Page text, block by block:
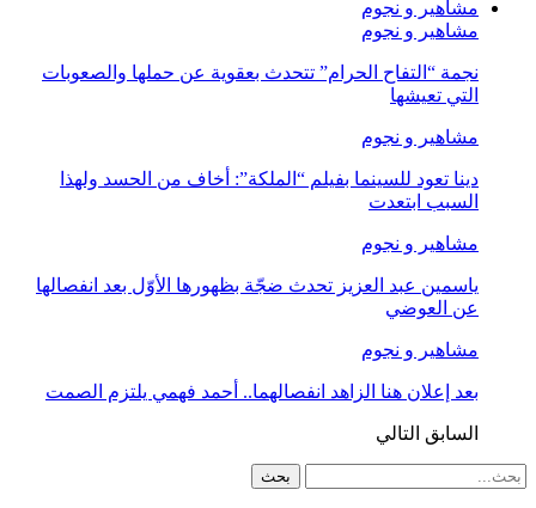
مشاهير و نجوم
مشاهير و نجوم
نجمة “التفاح الحرام” تتحدث بعقوية عن حملها والصعوبات
التي تعيشها
مشاهير و نجوم
دينا تعود للسينما بفيلم “الملكة”: أخاف من الحسد ولهذا
السبب ابتعدت
مشاهير و نجوم
ياسمين عبد العزيز تحدث ضجّة بظهورها الأوّل بعد انفصالها
عن العوضي
مشاهير و نجوم
بعد إعلان هنا الزاهد انفصالهما.. أحمد فهمي يلتزم الصمت
السابق التالي